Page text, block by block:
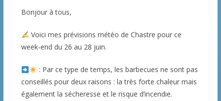
Bonjour à tous,
Voici mes prévisions météo de Chastre pour ce
week-end du 26 au 28 juin.
: Par ce type de temps, les barbecues ne sont pas
conseillés pour deux raisons : la très forte chaleur mais
également la sécheresse et le risque d’incendie.